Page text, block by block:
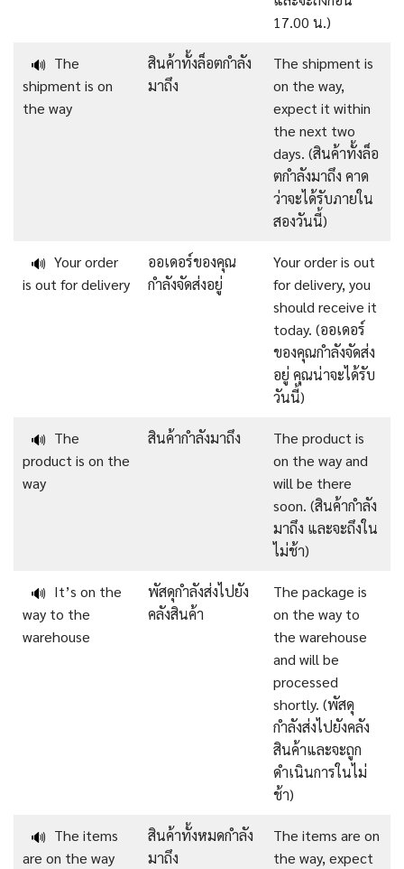
17.00 น.)
🔊 The
shipment is on
the way
สินค้าทั้งล็อตกำลัง
มาถึง
The shipment is
on the way,
expect it within
the next two
days. (สินค้าทั้งล็อ
ตกำลังมาถึง คาด
ว่าจะได้รับภายใน
สองวันนี้)
🔊 Your order
is out for delivery
ออเดอร์ของคุณ
กำลังจัดส่งอยู่
Your order is out
for delivery, you
should receive it
today. (ออเดอร์
ของคุณกำลังจัดส่ง
อยู่ คุณน่าจะได้รับ
วันนี้)
🔊 The
product is on the
way
สินค้ากำลังมาถึง
The product is
on the way and
will be there
soon. (สินค้ากำลัง
มาถึง และจะถึงใน
ไม่ช้า)
🔊 It’s on the
way to the
warehouse
พัสดุกำลังส่งไปยัง
คลังสินค้า
The package is
on the way to
the warehouse
and will be
processed
shortly. (พัสดุ
กำลังส่งไปยังคลัง
สินค้าและจะถูก
ดำเนินการในไม่
ช้า)
🔊 The items
are on the way
สินค้าทั้งหมดกำลัง
มาถึง
The items are on
the way, expect